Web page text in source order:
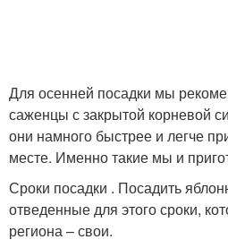
Для осенней посадки мы
саженцы с закрытой корневой
они намного быстрее и легче
месте. Именно такие мы и
Сроки посадки . Посадить
отведенные для этого сроки,
региона – свои.